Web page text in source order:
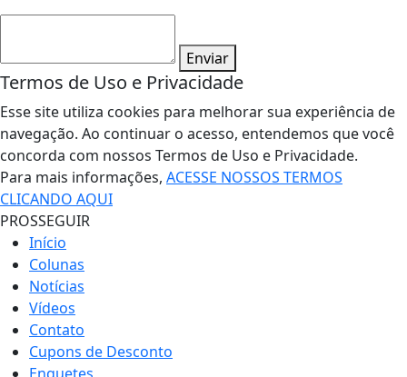
Enviar
Termos de Uso e Privacidade
Esse site utiliza cookies para melhorar sua experiência de
navegação. Ao continuar o acesso, entendemos que você
concorda com nossos Termos de Uso e Privacidade.
Para mais informações, ACESSE NOSSOS TERMOS
CLICANDO AQUI
PROSSEGUIR
Início
Colunas
Notícias
Vídeos
Contato
Cupons de Desconto